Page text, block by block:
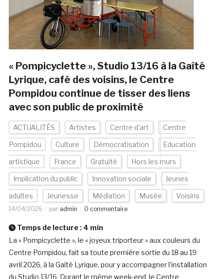
« Pompicyclette », Studio 13/16 à la Gaîté
Lyrique, café des voisins, le Centre
Pompidou continue de tisser des liens
avec son public de proximité
ACTUALITÉS Artistes Centre d'art Centre
Pompidou Culture Démocratisation Education
artistique France Gratuité Hors les murs
Implication du public Innovation sociale Jeunes
adultes Jeunesse Médiation Musée Voisins
14/04/2026 par admin 0 commentaire
Temps de lecture : 4 min
La « Pompicyclette », le « joyeux triporteur » aux couleurs du
Centre Pompidou, fait sa toute première sortie du 18 au 19
avril 2026, à la Gaîté Lyrique, pour y accompagner l’installation
du Studio 13/16. Durant le même week-end, le Centre